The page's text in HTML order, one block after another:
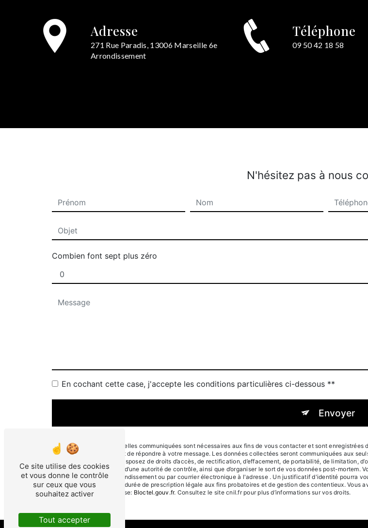
Adresse
271 Rue Paradis, 13006 Marseille 6e
Arrondissement
Téléphone
09 50 42 18 58
N'hésitez pas à nous
Combien font sept plus zéro
En cochant cette case, j'accepte les conditions particulières ci-dessous **
Envoyer
** Les données personnelles communiquées sont nécessaires aux fins de vous contacter et sont
traitants dans le seul but de répondre à votre message. Les données collectées seront communiquées aux
Arrondissement . Vous disposez de droits d’accès, de rectification, d’effacement, de portabilité, de limitation,
une réclamation auprès d’une autorité de contrôle, ainsi que d’organiser le sort de vos données post-mortem.
13006 Marseille 6e Arrondissement ou par courrier électronique à l'adresse . Un justificatif d'identité pourra
contact puis pendant la durée de prescription légale aux fins probatoires et de gestion des contentieux. Vous
disponible à cette adresse: Bloctel.gouv.fr. Consultez le site cnil.fr pour plus d’informations sur vos droits.
Ce site utilise des cookies
et vous donne le contrôle
sur ceux que vous
souhaitez activer
Tout accepter